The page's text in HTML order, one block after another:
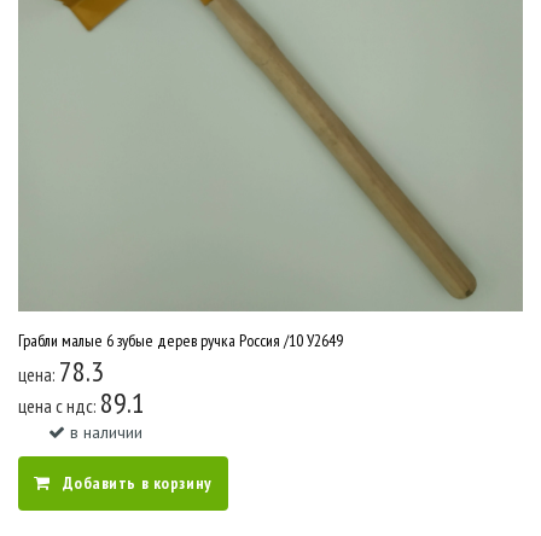
Грабли малые 6 зубые дерев ручка Россия /10 У2649
цена: 78.3
цена c ндс: 89.1
в наличии
Добавить в корзину